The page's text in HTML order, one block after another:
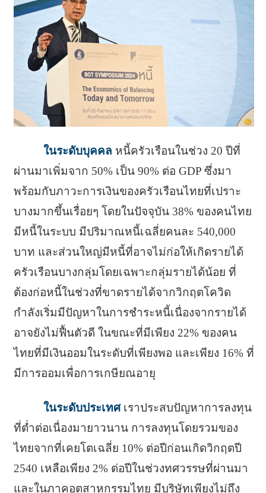
ในระดับบุคคล หนี้ครัวเรือนในช่วง 20 ปีที่
ผ่านมาเพิ่มจาก 50% เป็น 90% ต่อ GDP ซึ่งมา
พร้อมกับภาวะการเงินของครัวเรือนไทยที่เปราะ
บางมากขึ้นเรื่อยๆ โดยในปัจจุบัน 38% ของคนไทย
มีหนี้ในระบบ มีปริมาณหนี้เฉลี่ยคนละ 540,000
บาท และส่วนใหญ่มีหนี้ที่อาจไม่ก่อให้เกิดรายได้
ครัวเรือนบางกลุ่มโดยเฉพาะกลุ่มรายได้น้อย ที่
ต้องก่อหนี้ในช่วงที่ขาดรายได้จากวิกฤตโควิด
กำลังเริ่มมีปัญหาในการชำระหนี้เนื่องจากรายได้
อาจยังไม่ฟื้นตัวดี ในขณะที่มีเพียง 22% ของคน
ไทยที่มีเงินออมในระดับที่เพียงพอ และเพียง 16% ที่
มีการออมเพื่อการเกษียณอายุ
ในระดับประเทศเราประสบปัญหาการลงทุน
ที่ต่ำต่อเนื่องมายาวนาน การลงทุนโดยรวมของ
ไทยจากที่เคยโตเฉลี่ย 10% ต่อปีก่อนเกิดวิกฤตปี
2540 เหลือเพียง 2% ต่อปีในช่วงทศวรรษที่ผ่านมา
และในภาคอุตสาหกรรมไทย มีบริษัทเพียงไม่ถึง